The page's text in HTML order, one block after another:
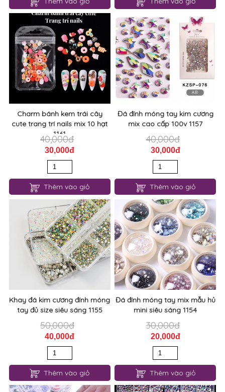
Charm bánh kem trái cây
cute trang trí nails mix 10 hạt
1161
40,000đ
30,000đ
Thêm vào giỏ
Đá đính móng tay kim cương
mix cao cấp 100v 1157
40,000đ
30,000đ
Thêm vào giỏ
Khay đá kim cương đính móng
tay đủ size siêu sáng 1155
50,000đ
40,000đ
Thêm vào giỏ
Đá đính móng tay mix mẫu hủ
mini siêu sáng 1154
30,000đ
20,000đ
Thêm vào giỏ